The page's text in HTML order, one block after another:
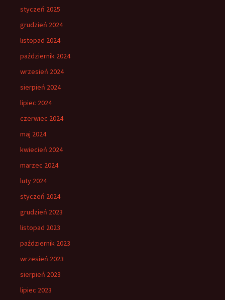
styczeń 2025
grudzień 2024
listopad 2024
październik 2024
wrzesień 2024
sierpień 2024
lipiec 2024
czerwiec 2024
maj 2024
kwiecień 2024
marzec 2024
luty 2024
styczeń 2024
grudzień 2023
listopad 2023
październik 2023
wrzesień 2023
sierpień 2023
lipiec 2023